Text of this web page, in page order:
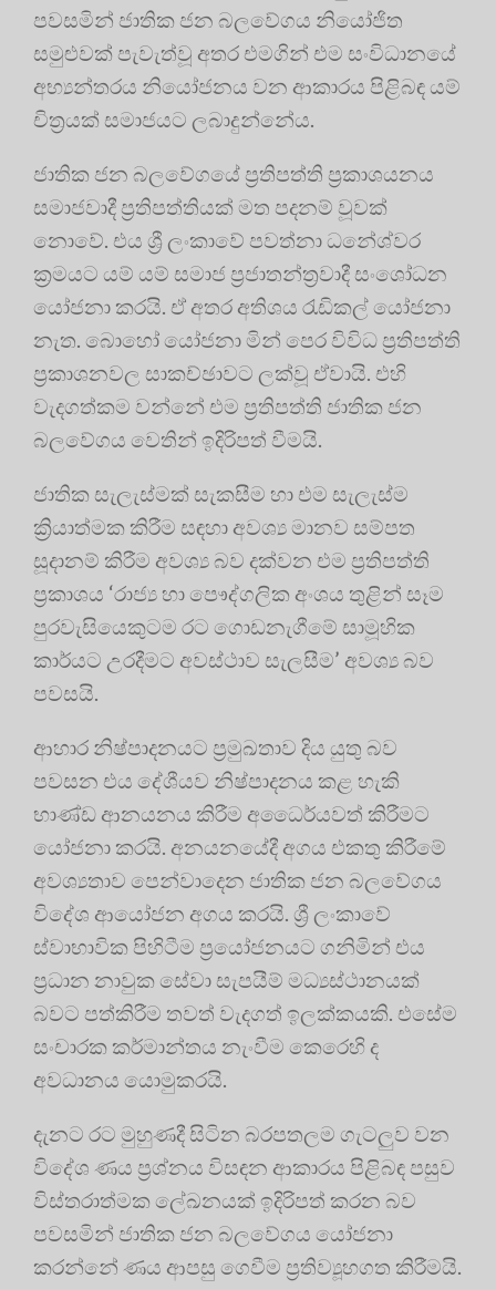
පවසමින් ජාතික ජන බලවේගය නියෝජිත
සමුළුවක් පැවැත්වූ අතර එමගින් එම සංවිධානයේ
අභ්‍යන්තරය නියෝජනය වන ආකාරය පිළිබඳ යම්
චිත්‍රයක් සමාජයට ලබාදුන්නේය.
ජාතික ජන බලවේගයේ ප්‍රතිපත්ති ප්‍රකාශයනය
සමාජවාදී ප්‍රතිපත්තියක් මත පදනම් වූවක්
නොවේ. එය ශ්‍රී ලංකාවේ පවත්නා ධනේශ්වර
ක්‍රමයට යම් යම් සමාජ ප්‍රජාතන්ත්‍රවාදී සංශෝධන
යෝජනා කරයි. ඒ අතර අතිශය රැඩිකල් යෝජනා
නැත. බොහෝ යෝජනා මින් පෙර විවිධ ප්‍රතිපත්ති
ප්‍රකාශනවල සාකච්ඡාවට ලක්වූ ඒවායි. එහි
වැදගත්කම වන්නේ එම ප්‍රතිපත්ති ජාතික ජන
බලවේගය වෙතින් ඉදිරිපත් වීමයි.
ජාතික සැලැස්මක් සැකසීම හා එම සැලැස්ම
ක්‍රියාත්මක කිරීම සඳහා අවශ්‍ය මානව සම්පත
සූදානම් කිරීම අවශ්‍ය බව දක්වන එම ප්‍රතිපත්ති
ප්‍රකාශය ‘රාජ්‍ය හා පෞද්ගලික අංශය තුළින් සෑම
පුරවැසියෙකුටම රට ගොඩනැගීමේ සාමූහික
කාර්යට උරදීමට අවස්ථාව සැලසීම’ අවශ්‍ය බව
පවසයි.
ආහාර නිෂ්පාදනයට ප්‍රමුඛතාව දිය යුතු බව
පවසන එය දේශීයව නිෂ්පාදනය කළ හැකි
භාණ්ඩ ආනයනය කිරීම අධෛර්යවත් කිරීමට
යෝජනා කරයි. අනයනයේදී අගය එකතු කිරීමේ
අවශ්‍යතාව පෙන්වාදෙන ජාතික ජන බලවේගය
විදේශ ආයෝජන අගය කරයි. ශ්‍රී ලංකාවේ
ස්වාභාවික පිහිටීම ප්‍රයෝජනයට ගනිමින් එය
ප්‍රධාන නාවුක සේවා සැපයීම් මධ්‍යස්ථානයක්
බවට පත්කිරීම තවත් වැදගත් ඉලක්කයකි. එසේම
සංචාරක කර්මාන්තය නැංවීම කෙරෙහි ද
අවධානය යොමුකරයි.
දැනට රට මුහුණදී සිටින බරපතලම ගැටලුව වන
විදේශ ණය ප්‍රශ්නය විසඳන ආකාරය පිළිබඳ පසුව
විස්තරාත්මක ලේඛනයක් ඉදිරිපත් කරන බව
පවසමින් ජාතික ජන බලවේගය යෝජනා
කරන්නේ ණය ආපසු ගෙවීම ප්‍රතිව්‍යූහගත කිරීමයි.